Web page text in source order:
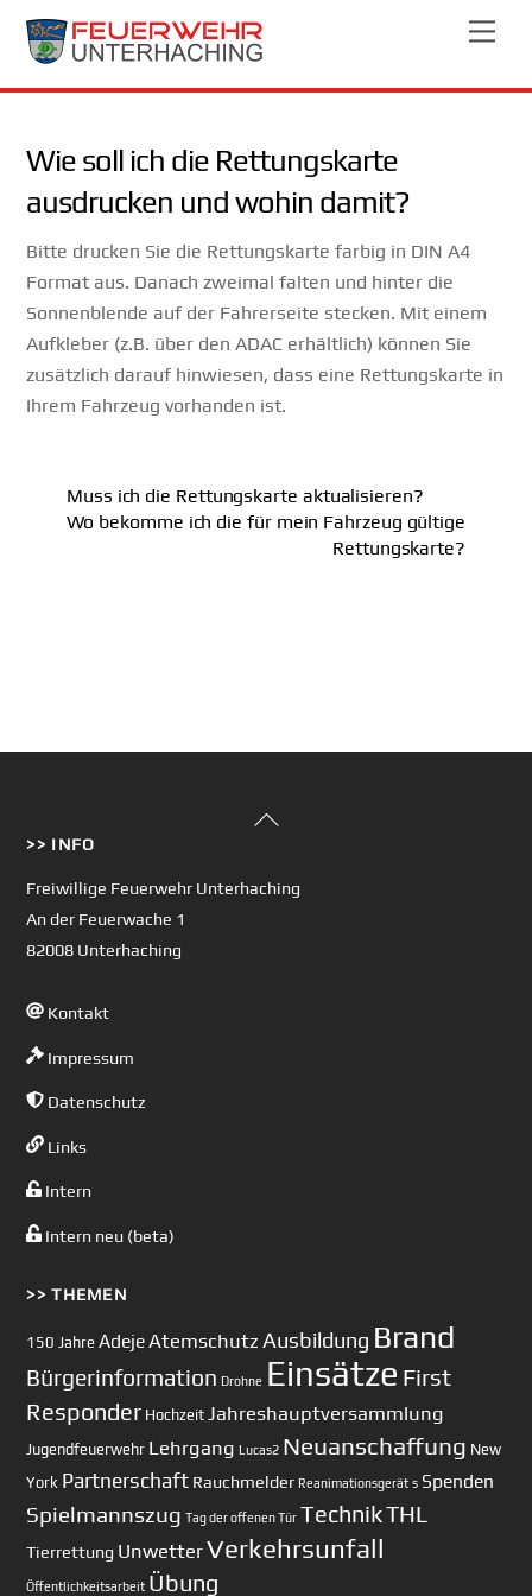
Skip
Wie soll ich die Rettungskarte
ausdrucken und wohin damit?
Bitte drucken Sie die Rettungskarte farbig in DIN A4
Format aus. Danach zweimal falten und hinter die
Sonnenblende auf der Fahrerseite stecken. Mit einem
Aufkleber (z.B. über den ADAC erhältlich) können Sie
zusätzlich darauf hinwiesen, dass eine Rettungskarte in
Ihrem Fahrzeug vorhanden ist.
Muss ich die Rettungskarte aktualisieren?
Wo bekomme ich die für mein Fahrzeug gültige
Rettungskarte?
Back
>> INFO
Freiwillige Feuerwehr Unterhaching
An der Feuerwache 1
82008 Unterhaching
Kontakt
Impressum
Datenschutz
Links
Intern
Intern neu (beta)
>> THEMEN
150 Jahre AdejeAtemschutz Ausbildung Brand
Bürgerinformation Drohne Einsätze First
Responder Hochzeit Jahreshauptversammlung
Jugendfeuerwehr Lehrgang Lucas2 Neuanschaffung New
York Partnerschaft Rauchmelder Reanimationsgerät s Spenden
Spielmannszug Tag der offenen Tür TechnikTHL
Tierrettung UnwetterVerkehrsunfall
Öffentlichkeitsarbeit Übung